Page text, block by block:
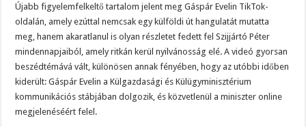
Újabb figyelemfelkeltő tartalom jelent meg Gáspár Evelin TikTok-
oldalán, amely ezúttal nemcsak egy külföldi út hangulatát mutatta
meg, hanem akaratlanul is olyan részletet fedett fel Szijjártó Péter
mindennapjaiból, amely ritkán kerül nyilvánosság elé. A videó gyorsan
beszédtémává vált, különösen annak fényében, hogy az utóbbi időben
kiderült: Gáspár Evelin a Külgazdasági és Külügyminisztérium
kommunikációs stábjában dolgozik, és közvetlenül a miniszter online
megjelenéséért felel.